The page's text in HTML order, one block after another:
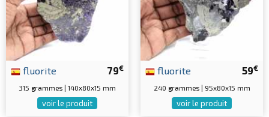
79€
fluorite
315 grammes | 140x80x15 mm
voir le produit
59€
fluorite
240 grammes | 95x80x15 mm
voir le produit